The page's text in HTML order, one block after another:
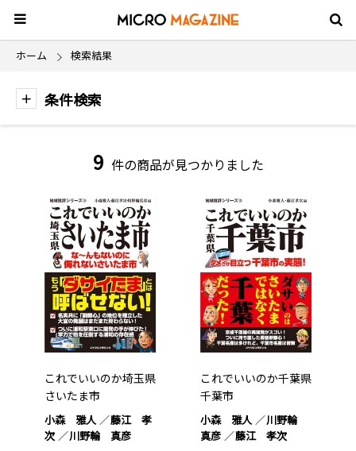
ホーム 検索結果
条件検索
9 件の商品が見つかりました
これでいいのか埼玉県
さいたま市
小森 雅人
藤江 孝
次
川野輪 真彦
これでいいのか千葉県
千葉市
小森 雅人
川野輪
真彦
藤江 孝次